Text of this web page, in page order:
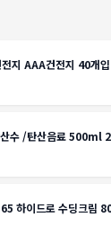
지 AAA건전지 40개입
수 /탄산음료 500ml
하이드로 수딩크림